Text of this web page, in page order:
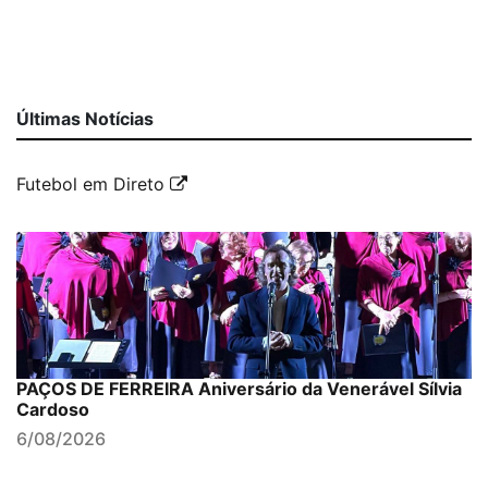
Últimas Notícias
Futebol em Direto
PAÇOS DE FERREIRA Aniversário da Venerável Sílvia
Cardoso
6/08/2026